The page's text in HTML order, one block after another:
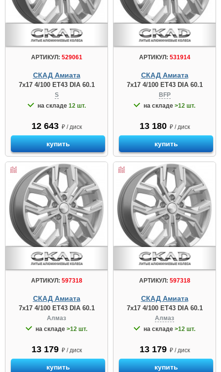
АРТИКУЛ: 529061
СКАД Амиата
7x17 4/100 ET43 DIA 60.1
S
на складе 12 шт.
12 643 ₽ / диск
купить
АРТИКУЛ: 531914
СКАД Амиата
7x17 4/100 ET43 DIA 60.1
BFP
на складе >12 шт.
13 180 ₽ / диск
купить
АРТИКУЛ: 597318
СКАД Амиата
7x17 4/100 ET43 DIA 60.1
Алмаз
на складе >12 шт.
13 179 ₽ / диск
купить
АРТИКУЛ: 597318
СКАД Амиата
7x17 4/100 ET43 DIA 60.1
Алмаз
на складе >12 шт.
13 179 ₽ / диск
купить